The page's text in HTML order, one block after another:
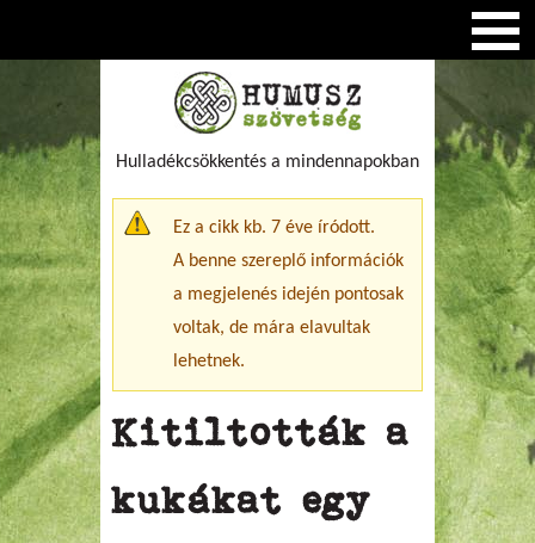
Hulladékcsökkentés a mindennapokban
Figyelmeztető üzenet
Ez a cikk kb. 7 éve íródott.
A benne szereplő információk
a megjelenés idején pontosak
voltak, de mára elavultak
lehetnek.
Kitiltották a
kukákat egy